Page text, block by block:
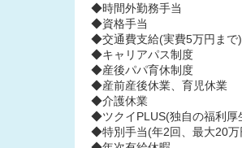
◆時間外勤務手当
◆資格手当
◆交通費支給(実費5万円まで)
◆キャリアパス制度
◆産後パパ育休制度
◆産前産後休業、育児休業
◆介護休業
◆ツクイPLUS(独自の福利厚
◆特別手当(年2回、最大20万